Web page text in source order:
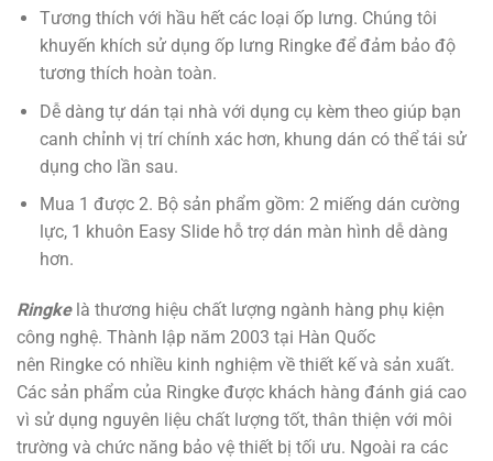
Tương thích với hầu hết các loại ốp lưng. Chúng tôi
khuyến khích sử dụng ốp lưng Ringke để đảm bảo độ
tương thích hoàn toàn.
Dễ dàng tự dán tại nhà với dụng cụ kèm theo giúp bạn
canh chỉnh vị trí chính xác hơn, khung dán có thể tái sử
dụng cho lần sau.
Mua 1 được 2. Bộ sản phẩm gồm: 2 miếng dán cường
lực, 1 khuôn Easy Slide hỗ trợ dán màn hình dễ dàng
hơn.
Ringkelà thương hiệu chất lượng ngành hàng phụ kiện
công nghệ. Thành lập năm 2003 tại Hàn Quốc
nên Ringke có nhiều kinh nghiệm về thiết kế và sản xuất.
Các sản phẩm của Ringke được khách hàng đánh giá cao
vì sử dụng nguyên liệu chất lượng tốt, thân thiện với môi
trường và chức năng bảo vệ thiết bị tối ưu. Ngoài ra các